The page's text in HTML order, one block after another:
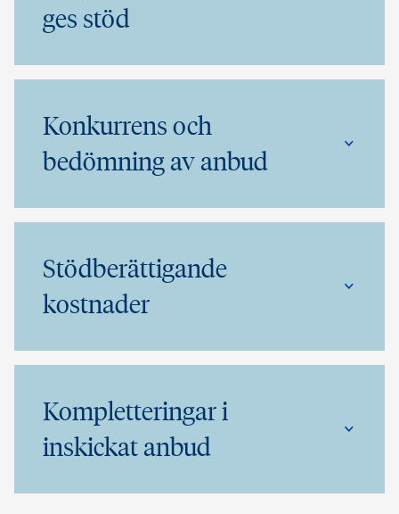
ges stöd
Konkurrens och
bedömning av anbud
Stödberättigande
kostnader
Kompletteringar i
inskickat anbud